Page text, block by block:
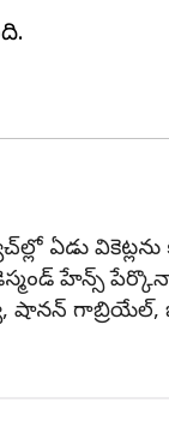
ఏడు
హేన్స్
షానన్